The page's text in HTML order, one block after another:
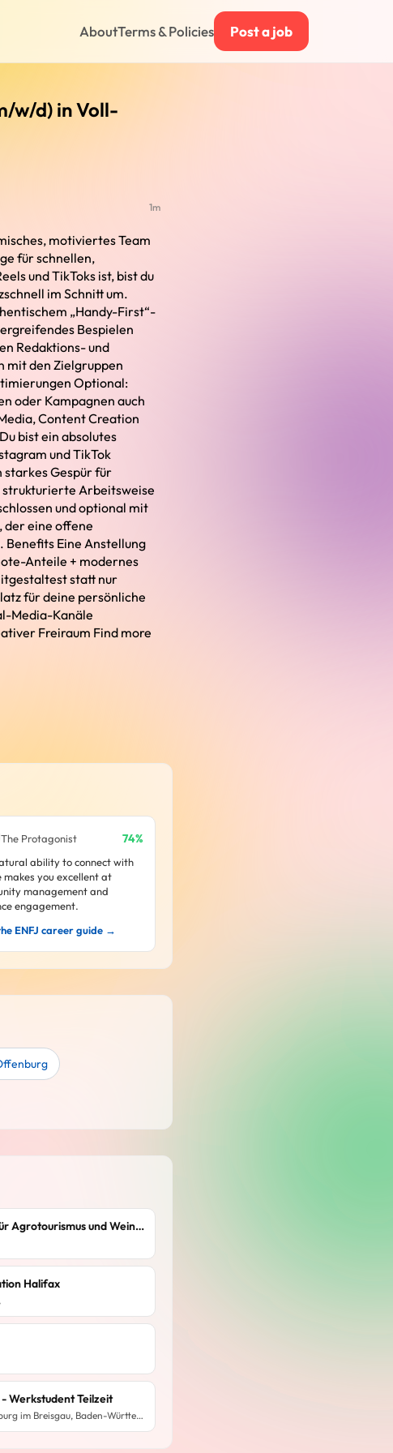
AboutTerms & Policies Post a job
w/d) in Voll-
1m
motiviertes Team
für schnellen,
und TikToks ist, bist du
im Schnitt um.
„Handy-First“-
Bespielen
Redaktions- und
mit den Zielgruppen
Optional:
oder Kampagnen auch
Content Creation
bist ein absolutes
und TikTok
starkes Gespür für
strukturierte Arbeitsweise
und optional mit
der eine offene
Benefits Eine Anstellung
Anteile + modernes
statt nur
für deine persönliche
Media-Kanäle
Freiraum Find more
The Protagonist 74%
ability to connect with
makes you excellent at
management and
engagement.
ENFJ career guide →
Berater/in (m/w/d) für Agrotourismus und Weintourismus
Halifax
Werkstudent Teilzeit
Gusti Leder GmbH · Freiburg im Breisgau, Baden-Württemberg, Deutschland